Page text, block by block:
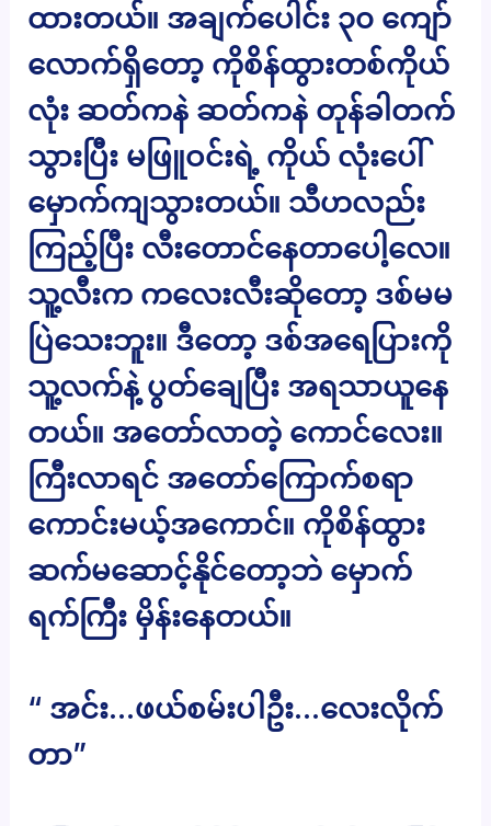
ထားတယ်။ အချက်ပေါင်း ၃၀ ကျော်
လောက်ရှိတော့ ကိုစိန်ထွားတစ်ကိုယ်
လုံး ဆတ်ကနဲ ဆတ်ကနဲ တုန်ခါတက်
သွားပြီး မဖြူဝင်းရဲ့ ကိုယ် လုံးပေါ်
မှောက်ကျသွားတယ်။ သီဟလည်း
ကြည့်ပြီး လီးတောင်နေတာပေါ့လေ။
သူ့လီးက ကလေးလီးဆိုတော့ ဒစ်မမ
ပြဲသေးဘူး။ ဒီတော့ ဒစ်အရေပြားကို
သူ့လက်နဲ့ ပွတ်ချေပြီး အရသာယူနေ
တယ်။ အတော်လာတဲ့ ကောင်လေး။
ကြီးလာရင် အတော်ကြောက်စရာ
ကောင်းမယ့်အကောင်။ ကိုစိန်ထွား
ဆက်မဆောင့်နိုင်တော့ဘဲ မှောက်
ရက်ကြီး မှိန်းနေတယ်။
“ အင်း…ဖယ်စမ်းပါဦး…လေးလိုက်
တာ”